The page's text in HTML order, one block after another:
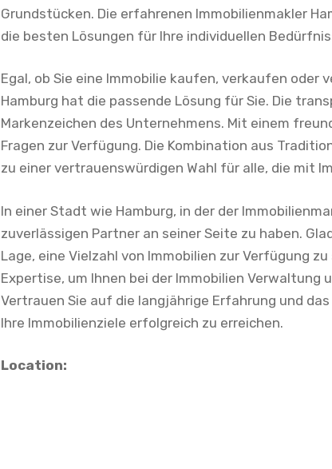
Grundstücken. Die erfahrenen Immobilienmakler
die besten Lösungen für Ihre individuellen
Egal, ob Sie eine Immobilie kaufen, verkaufen oder
Hamburg hat die passende Lösung für Sie. Die
Markenzeichen des Unternehmens. Mit einem
Fragen zur Verfügung. Die Kombination aus
zu einer vertrauenswürdigen Wahl für alle, die mit
In einer Stadt wie Hamburg, in der der
zuverlässigen Partner an seiner Seite zu haben.
Lage, eine Vielzahl von Immobilien zur Verfügung
Expertise, um Ihnen bei der Immobilien Verwaltung
Vertrauen Sie auf die langjährige Erfahrung und
Ihre Immobilienziele erfolgreich zu erreichen.
Location: